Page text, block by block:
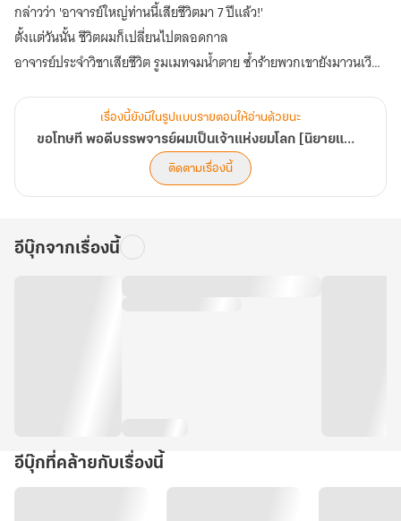
กล่าวว่า 'อาจารย์ใหญ่ท่านนี้เสียชีวิตมา 7 ปีแล้ว!'
ตั้งแต่วันนั้น ชีวิตผมก็เปลี่ยนไปตลอดกาล
อาจารย์ประจำวิชาเสียชีวิต รูมเมทจมน้ำตาย ซ้ำร้ายพวกเขายังมาวนเวียน
จากนักศึกษาแพทย์ที่เชื่อมั่นในวิทยาศาสตร์ ผมจำต้องกลายเป็นมือ
ปราบวิญญาณเพื่อความอยู่รอด
หืม? รับงานเดียวได้มาแสนหยวน
โอ๊ะ คืนเดียวได้มาหมื่นห้า
เรื่องนี้ยังมีในรูปแบบรายตอนให้อ่านด้วยนะ
ขอโทษที พอดีบรรพจารย์ผมเป็นเจ้าแห่งยมโลก [นิยายแปล]
ติดตามเรื่องนี้
อีบุ๊กจากเรื่องนี้
อีบุ๊กที่คล้ายกับเรื่องนี้